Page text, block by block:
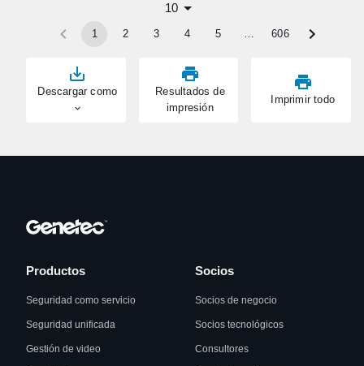
Descargar como
Resultados de
impresión
Imprimir todo
10
1 2 3 4 5 … 606
Productos
Seguridad como servicio
Seguridad unificada
Gestión de video
Socios
Socios de negocio
Socios tecnológicos
Consultores